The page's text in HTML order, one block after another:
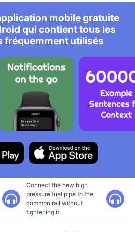
mobile gratuite
qui contient tous les
fréquemment utilisés
Connect the new high
pressure fuel pipe to the
common rail without
tightening it.